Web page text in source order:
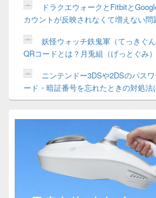
ドラクエウォークとFitbitと
カウントが反映されなくて増えない
妖怪ウォッチ鉄鬼軍（てっきぐ
QRコードとは？月兎組（げっとぐみ
ニンテンドー3DSや2DSのパス
ード・暗証番号を忘れたときの対処法